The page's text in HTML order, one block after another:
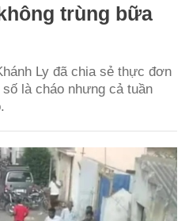
trùng bữa
Ly đã chia sẻ thực đơn
là cháo nhưng cả tuần